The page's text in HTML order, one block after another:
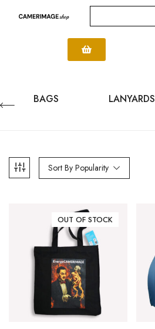
BAGS LANYARDS
Sort By Popularity
OUT OF STOCK